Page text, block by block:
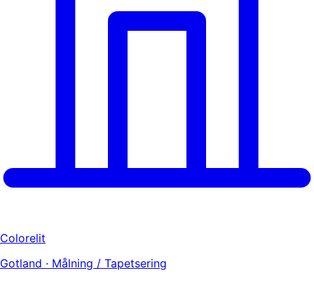
Colorelit
Gotland · Målning / Tapetsering